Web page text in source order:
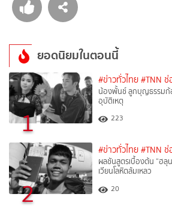
ยอดนิยมในตอนนี้
1
#ข่าวทั่วไทย #TNN
น้องพั้นช์ ลูกบุญธรรมก้อ
อุบัติเหตุ
223
2
#ข่าวทั่วไทย #TNN
ผลชันสูตรเบื้องต้น “ฮลุน
เวียนโลหิตล้มเหลว
20